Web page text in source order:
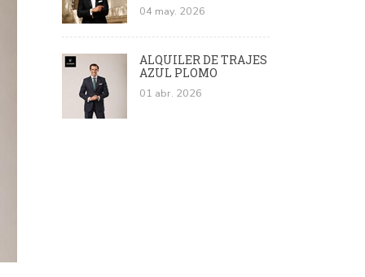
04 may. 2026
ALQUILER DE TRAJES
AZUL PLOMO
01 abr. 2026